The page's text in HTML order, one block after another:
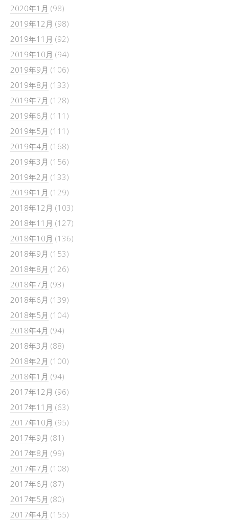
2020年1月 (98)
2019年12月 (98)
2019年11月 (92)
2019年10月 (94)
2019年9月 (106)
2019年8月 (133)
2019年7月 (128)
2019年6月 (111)
2019年5月 (111)
2019年4月 (168)
2019年3月 (156)
2019年2月 (133)
2019年1月 (129)
2018年12月 (103)
2018年11月 (127)
2018年10月 (136)
2018年9月 (153)
2018年8月 (126)
2018年7月 (93)
2018年6月 (139)
2018年5月 (104)
2018年4月 (94)
2018年3月 (88)
2018年2月 (100)
2018年1月 (94)
2017年12月 (96)
2017年11月 (63)
2017年10月 (95)
2017年9月 (81)
2017年8月 (99)
2017年7月 (108)
2017年6月 (87)
2017年5月 (80)
2017年4月 (155)